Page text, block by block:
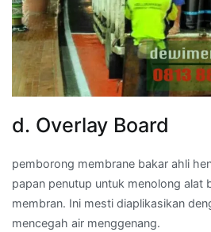
d. Overlay Board
pemborong membrane bakar ahli
papan penutup untuk menolong alat
membran. Ini mesti diaplikasikan
mencegah air menggenang.